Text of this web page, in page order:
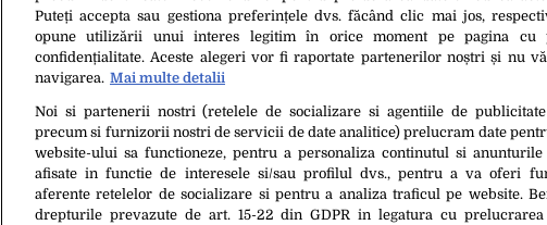
HUGH JACKMAN spune
care i le-au impus rolul
Hugh Jackman: Fac sex
Puteți accepta sau gestiona preferințele dvs. făcând clic mai jos,
opune utilizării unui interes legitim în orice moment pe pagina cu
confidențialitate. Aceste alegeri vor fi raportate partenerilor noștri și nu
navigarea. Mai multe detalii
Noi si partenerii nostri (retelele de socializare si agentiile de publicitate
precum si furnizorii nostri de servicii de date analitice) prelucram date
website-ului sa functioneze, pentru a personaliza continutul si
afisate in functie de interesele si/sau profilul dvs., pentru a va oferi
aferente retelelor de socializare si pentru a analiza traficul pe website.
drepturile prevazute de art. 15-22 din GDPR in legatura cu